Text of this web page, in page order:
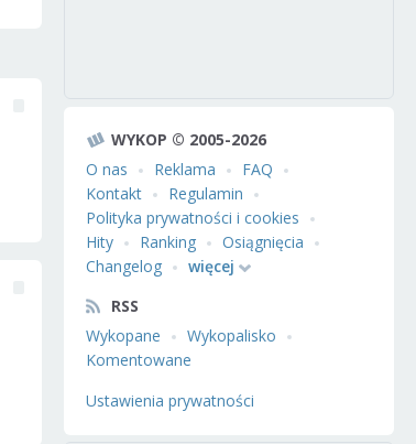
WYKOP © 2005-2026
O nas
Reklama
FAQ
Kontakt
Regulamin
Polityka prywatności i cookies
Hity
Ranking
Osiągnięcia
Changelog
więcej
RSS
Wykopane
Wykopalisko
Komentowane
Ustawienia prywatności